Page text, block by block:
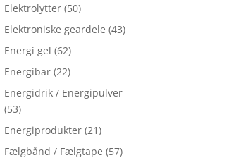
Elektrolytter (50)
Elektroniske geardele (43)
Energi gel (62)
Energibar (22)
Energidrik / Energipulver
(53)
Energiprodukter (21)
Fælgbånd / Fælgtape (57)